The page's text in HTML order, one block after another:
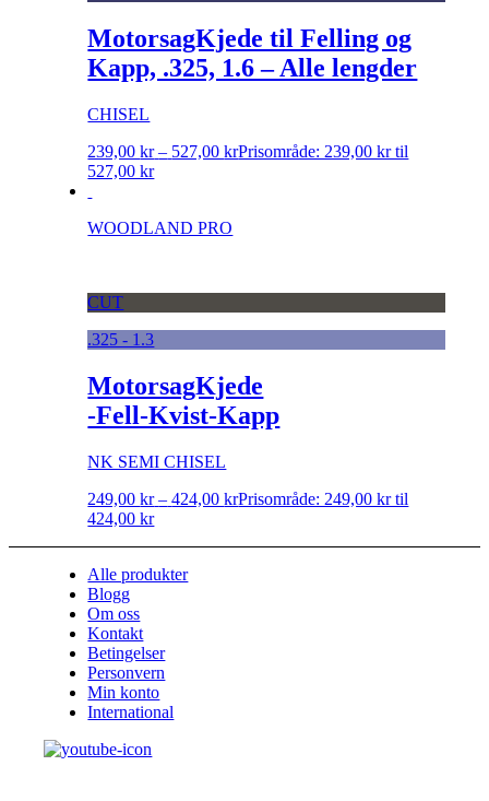
MotorsagKjede til Felling og
Kapp, .325, 1.6 – Alle lengder
CHISEL
239,00kr – 527,00krPrisområde: 239,00 kr til
527,00 kr
WOODLAND PRO
CUT
.325 - 1.3
MotorsagKjede
-Fell-Kvist-Kapp
NK SEMI CHISEL
249,00kr – 424,00krPrisområde: 249,00 kr til
424,00 kr
Alle produkter
Blogg
Om oss
Kontakt
Betingelser
Personvern
Min konto
International